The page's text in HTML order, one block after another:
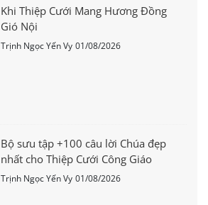
Khi Thiệp Cưới Mang Hương Đồng
Gió Nội
Trịnh Ngọc Yến Vy 01/08/2026
Bộ sưu tập +100 câu lời Chúa đẹp
nhất cho Thiệp Cưới Công Giáo
Trịnh Ngọc Yến Vy 01/08/2026